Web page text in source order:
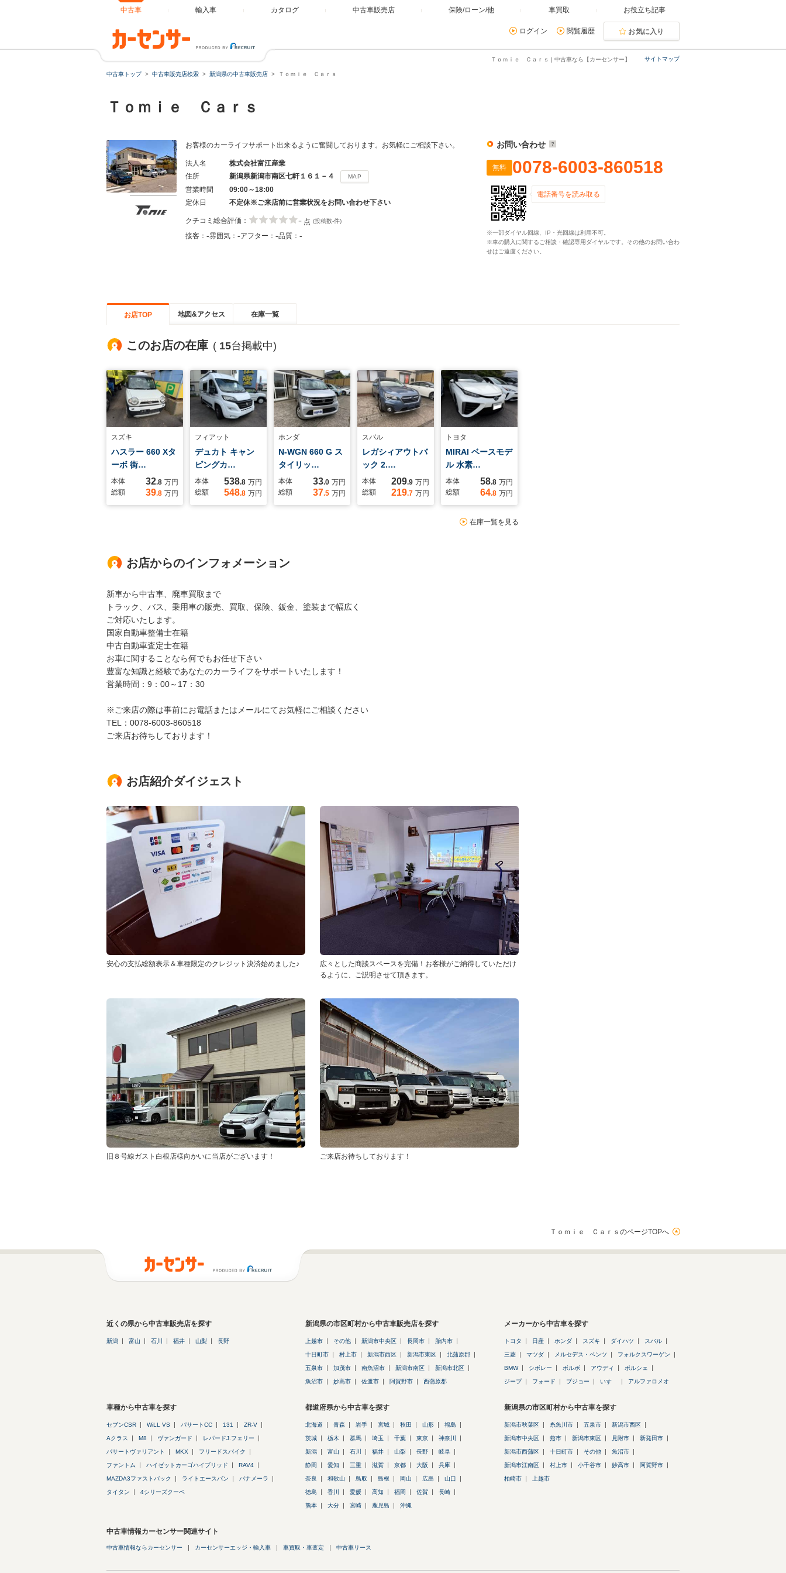
中古車 輸入車 カタログ 中古車販売店 保険/ローン/他 車買取 お役立ち記事
ログイン 閲覧履歴 お気に入り
サイトマップ
Ｔｏｍｉｅ Ｃａｒｓ | 中古車なら【カーセンサー】
中古車トップ 中古車販売店検索 新潟県の中古車販売店 Ｔｏｍｉｅ Ｃａｒｓ
Ｔｏｍｉｅ Ｃａｒｓ
お客様のカーライフサポート出来るように奮闘しております。お気軽にご相談下さい。
法人名
株式会社富江産業
住所
新潟県新潟市南区七軒１６１－４ MAP
営業時間
09:00～18:00
定休日
不定休※ご来店前に営業状況をお問い合わせ下さい
クチコミ総合評価： - 点 (投稿数-件)
接客： -雰囲気： -アフター： -品質： -
お問い合わせ
無料 0078-6003-860518
電話番号を読み取る
※一部ダイヤル回線、IP・光回線は利用不可。
※車の購入に関するご相談・確認専用ダイヤルです。その他のお問い合わ
せはご遠慮ください。
お店TOP 地図&アクセス 在庫一覧
このお店の在庫 ( 15台掲載中)
スズキ
ハスラー 660 Xタ
ーボ 街…
本体 32.8 万円
総額
39.8 万円
フィアット
デュカト キャン
ピングカ…
本体 538.8 万円
総額
548.8 万円
ホンダ
N-WGN 660 G ス
タイリッ…
本体 33.0 万円
総額
37.5 万円
スバル
レガシィアウトバ
ック 2.…
本体 209.9 万円
総額
219.7 万円
トヨタ
MIRAI ベースモデ
ル 水素…
本体 58.8 万円
総額
64.8 万円
在庫一覧を見る
お店からのインフォメーション
新車から中古車、廃車買取まで
トラック、バス、乗用車の販売、買取、保険、鈑金、塗装まで幅広く
ご対応いたします。
国家自動車整備士在籍
中古自動車査定士在籍
お車に関することなら何でもお任せ下さい
豊富な知識と経験であなたのカーライフをサポートいたします！
営業時間：9：00～17：30
※ご来店の際は事前にお電話またはメールにてお気軽にご相談ください
TEL：0078-6003-860518
ご来店お待ちしております！
お店紹介ダイジェスト
安心の支払総額表示＆車種限定のクレジット決済始めました♪
広々とした商談スペースを完備！お客様がご納得していただけ
るように、ご説明させて頂きます。
旧８号線ガスト白根店様向かいに当店がございます！ ご来店お待ちしております！
Ｔｏｍｉｅ ＣａｒｓのページTOPへ
近くの県から中古車販売店を探す
新潟 富山 石川 福井 山梨 長野
新潟県の市区町村から中古車販売店を探す
上越市 その他 新潟市中央区 長岡市 胎内市
十日町市 村上市 新潟市西区 新潟市東区 北蒲原郡
五泉市 加茂市 南魚沼市 新潟市南区 新潟市北区
魚沼市 妙高市 佐渡市 阿賀野市 西蒲原郡
メーカーから中古車を探す
トヨタ 日産 ホンダ スズキ ダイハツ スバル
三菱 マツダ メルセデス・ベンツ フォルクスワーゲン
BMW シボレー ボルボ アウディ ポルシェ
ジープ フォード プジョー いすゞ アルファロメオ
車種から中古車を探す
セブンCSR WiLL VS パサートCC 131 ZR-V
Aクラス M8 ヴァンガード レパードJ.フェリー
パサートヴァリアント MKX フリードスパイク
ファントム ハイゼットカーゴハイブリッド RAV4
MAZDA3ファストバック ライトエースバン パナメーラ
タイタン 4シリーズクーペ
都道府県から中古車を探す
北海道 青森 岩手 宮城 秋田 山形 福島
茨城 栃木 群馬 埼玉 千葉 東京 神奈川
新潟 富山 石川 福井 山梨 長野 岐阜
静岡 愛知 三重 滋賀 京都 大阪 兵庫
奈良 和歌山 鳥取 島根 岡山 広島 山口
徳島 香川 愛媛 高知 福岡 佐賀 長崎
熊本 大分 宮崎 鹿児島 沖縄
新潟県の市区町村から中古車を探す
新潟市秋葉区 糸魚川市 五泉市 新潟市西区
新潟市中央区 燕市 新潟市東区 見附市 新発田市
新潟市西蒲区 十日町市 その他 魚沼市
新潟市江南区 村上市 小千谷市 妙高市 阿賀野市
柏崎市 上越市
中古車情報カーセンサー関連サイト
中古車情報ならカーセンサー カーセンサーエッジ・輸入車 車買取・車査定 中古車リース